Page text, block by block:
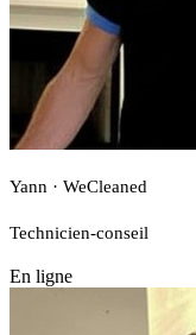
Yann · WeCleaned
Technicien-conseil
En ligne